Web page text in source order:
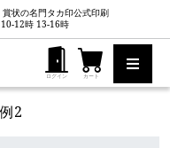
状の名門タカ印公式印刷
12時 13-16時
ログイン カート
2